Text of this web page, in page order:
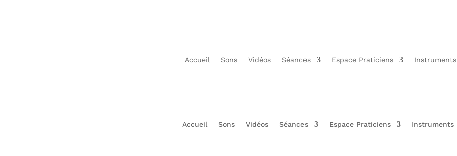
Accueil Sons Vidéos Séances Espace Praticiens Instruments
Accueil Sons Vidéos Séances Espace Praticiens Instruments